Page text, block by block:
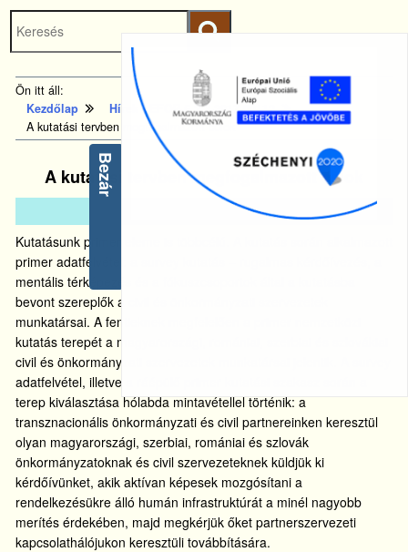
Ugrás a fő
tartalomhoz
Kezdőlapra
ugrás
Keresés
Ön itt áll:
Kezdőlap
Hírek - EFOP-5.2.2-2017-00112
A kutatási tervben megfogalmazott célok
A kutatási tervben megfogalmazott célok
25.
Kutatásunk primer eleme is többcélú. A kutatás során alkalmazott
primer adatfelvétel: a survey kutatás – rugalmas kérdőívezés, a
mentális térképezés és a fókuszcsoportok által a kutatásba
bevont szereplők a civil és önkormányzati szervezetek
munkatársai. A fentieknek megfelelően a primer nemzetközi
kutatás terepét a magyarországi, romániai, szerbiai és szlovákiai
civil és önkormányzati szervezetek munkatársai jelentik. A survey
adatfelvétel, illetve a ráépülő primer kutatási szakasz során a
terep kiválasztása hólabda mintavétellel történik: a
transznacionális önkormányzati és civil partnereinken keresztül
olyan magyarországi, szerbiai, romániai és szlovák
önkormányzatoknak és civil szervezeteknek küldjük ki
kérdőívünket, akik aktívan képesek mozgósítani a
rendelkezésükre álló humán infrastruktúrát a minél nagyobb
merítés érdekében, majd megkérjük őket partnerszervezeti
kapcsolathálójukon keresztüli továbbítására.
Bezár